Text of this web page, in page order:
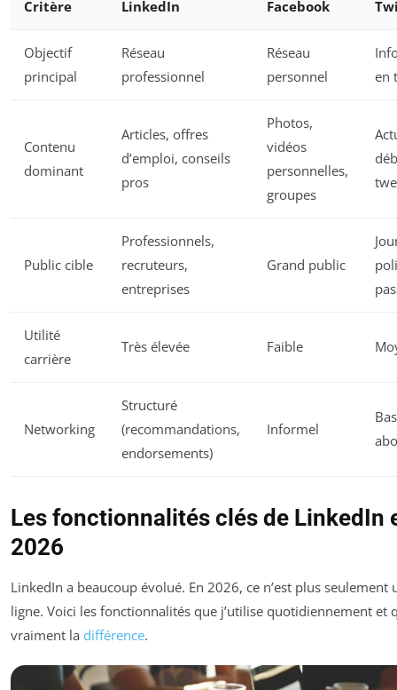
Critère LinkedIn Facebook
Objectif
principal
Réseau
professionnel
Réseau
personnel
en
Contenu
dominant
Articles, offres
d’emploi, conseils
pros
Photos,
vidéos
personnelles,
groupes
Public cible
Professionnels,
recruteurs,
entreprises
Grand public
Utilité
carrière
Très élevée Faible
Networking
Structuré
(recommandations,
endorsements)
Informel
Les fonctionnalités clés de LinkedIn
2026
LinkedIn a beaucoup évolué. En 2026, ce n’est plus seulement
ligne. Voici les fonctionnalités que j’utilise quotidiennement et
vraiment la différence.